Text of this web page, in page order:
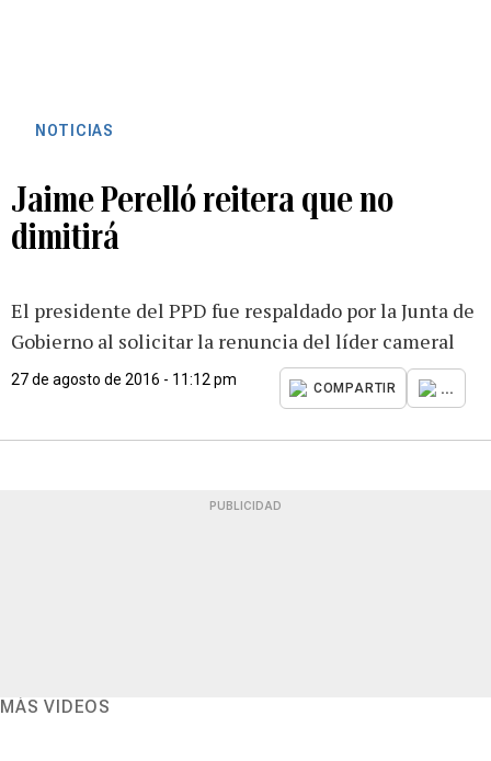
NOTICIAS
Jaime Perelló reitera que no
dimitirá
El presidente del PPD fue respaldado por la Junta de
Gobierno al solicitar la renuncia del líder cameral
27 de agosto de 2016 - 11:12 pm
COMPARTIR ...
PUBLICIDAD
MÁS VIDEOS